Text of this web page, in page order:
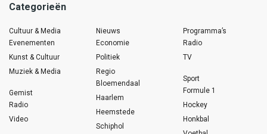
Categorieën
Cultuur & Media
Evenementen
Kunst & Cultuur
Muziek & Media
Gemist
Radio
Video
Nieuws
Economie
Politiek
Regio
Bloemendaal
Haarlem
Heemstede
Schiphol
Programma’s
Radio
TV
Sport
Formule 1
Hockey
Honkbal